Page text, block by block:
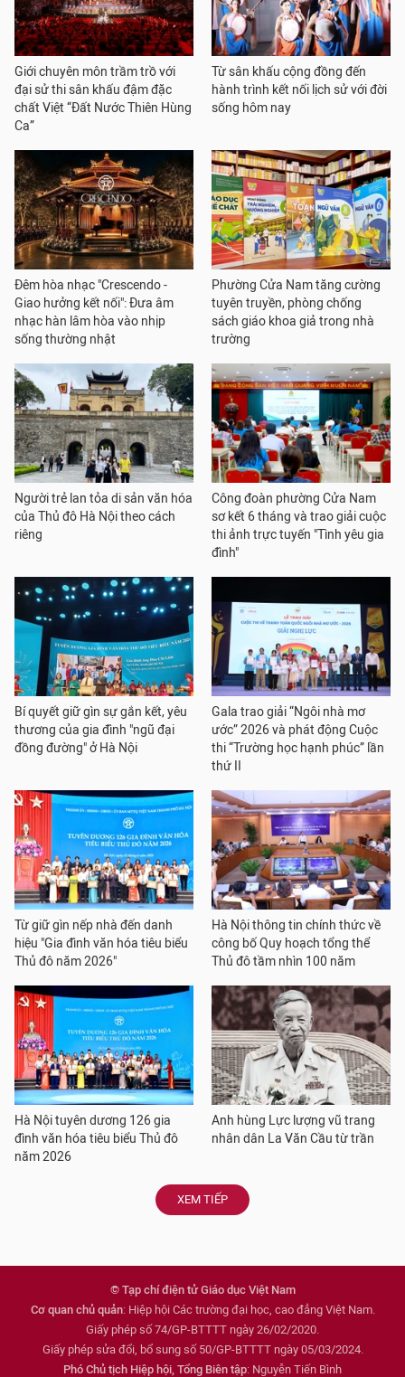
Giới chuyên môn trầm trồ với
đại sử thi sân khấu đậm đặc
chất Việt “Đất Nước Thiên Hùng
Ca”
Từ sân khấu cộng đồng đến
hành trình kết nối lịch sử với đời
sống hôm nay
Đêm hòa nhạc "Crescendo -
Giao hưởng kết nối": Đưa âm
nhạc hàn lâm hòa vào nhịp
sống thường nhật
Phường Cửa Nam tăng cường
tuyên truyền, phòng chống
sách giáo khoa giả trong nhà
trường
Người trẻ lan tỏa di sản văn hóa
của Thủ đô Hà Nội theo cách
riêng
Công đoàn phường Cửa Nam
sơ kết 6 tháng và trao giải cuộc
thi ảnh trực tuyến "Tình yêu gia
đình"
Bí quyết giữ gìn sự gắn kết, yêu
thương của gia đình "ngũ đại
đồng đường" ở Hà Nội
Gala trao giải “Ngôi nhà mơ
ước” 2026 và phát động Cuộc
thi “Trường học hạnh phúc” lần
thứ II
Từ giữ gìn nếp nhà đến danh
hiệu "Gia đình văn hóa tiêu biểu
Thủ đô năm 2026"
Hà Nội thông tin chính thức về
công bố Quy hoạch tổng thể
Thủ đô tầm nhìn 100 năm
Hà Nội tuyên dương 126 gia
đình văn hóa tiêu biểu Thủ đô
năm 2026
Anh hùng Lực lượng vũ trang
nhân dân La Văn Cầu từ trần
XEM TIẾP
© Tạp chí điện tử Giáo dục Việt Nam
Cơ quan chủ quản: Hiệp hội Các trường đại học, cao đẳng Việt Nam.
Giấy phép số 74/GP-BTTTT ngày 26/02/2020.
Giấy phép sửa đổi, bổ sung số 50/GP-BTTTT ngày 05/03/2024.
Phó Chủ tịch Hiệp hội, Tổng Biên tập: Nguyễn Tiến Bình